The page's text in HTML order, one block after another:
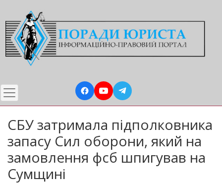
до
основного
вмісту
СБУ затримала підполковника
запасу Сил оборони, який на
замовлення фсб шпигував на
Сумщині